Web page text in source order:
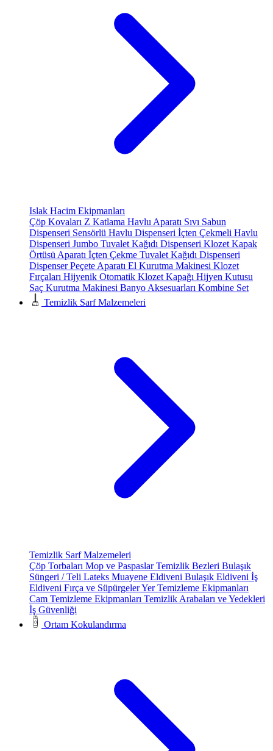
Islak Hacim Ekipmanları
Çöp Kovaları Z Katlama Havlu Aparatı Sıvı Sabun
Dispenseri Sensörlü Havlu Dispenseri İçten Çekmeli Havlu
Dispenseri Jumbo Tuvalet Kağıdı Dispenseri Klozet Kapak
Örtüsü Aparatı İçten Çekme Tuvalet Kağıdı Dispenseri
Dispenser Peçete Aparatı El Kurutma Makinesi Klozet
Fırçaları Hijyenik Otomatik Klozet Kapağı Hijyen Kutusu
Saç Kurutma Makinesi Banyo Aksesuarları Kombine Set
Temizlik Sarf Malzemeleri
Temizlik Sarf Malzemeleri
Çöp Torbaları Mop ve PaspaslarTemizlik Bezleri Bulaşık
Süngeri / Teli Lateks Muayene Eldiveni Bulaşık Eldiveni İş
Eldiveni Fırça ve SüpürgelerYer Temizleme Ekipmanları
Cam Temizleme Ekipmanları Temizlik Arabaları ve Yedekleri
İş Güvenliği
Ortam Kokulandırma